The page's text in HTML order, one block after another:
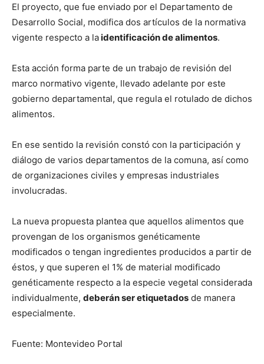
El proyecto, que fue enviado por el Departamento de
Desarrollo Social, modifica dos artículos de la normativa
vigente respecto a laidentificación de alimentos.
Esta acción forma parte de un trabajo de revisión del
marco normativo vigente, llevado adelante por este
gobierno departamental, que regula el rotulado de dichos
alimentos.
En ese sentido la revisión constó con la participación y
diálogo de varios departamentos de la comuna, así como
de organizaciones civiles y empresas industriales
involucradas.
La nueva propuesta plantea que aquellos alimentos que
provengan de los organismos genéticamente
modificados o tengan ingredientes producidos a partir de
éstos, y que superen el 1% de material modificado
genéticamente respecto a la especie vegetal considerada
individualmente, deberán ser etiquetados de manera
especialmente.
Fuente: Montevideo Portal